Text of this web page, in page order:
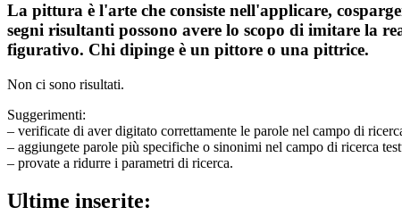
La pittura è l'arte che consiste nell'applicare,
segni risultanti possono avere lo scopo di imitare la
figurativo. Chi dipinge è un pittore o una pittrice.
Non ci sono risultati.
Suggerimenti:
– verificate di aver digitato correttamente le parole nel campo di
– aggiungete parole più specifiche o sinonimi nel campo di ricerca
– provate a ridurre i parametri di ricerca.
Ultime inserite: